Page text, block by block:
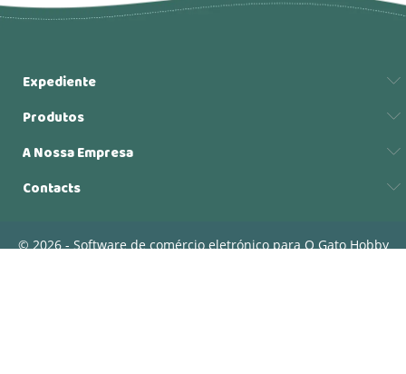
Expediente
Produtos
A Nossa Empresa
Contacts
© 2026 - Software de comércio eletrónico para O Gato Hobby